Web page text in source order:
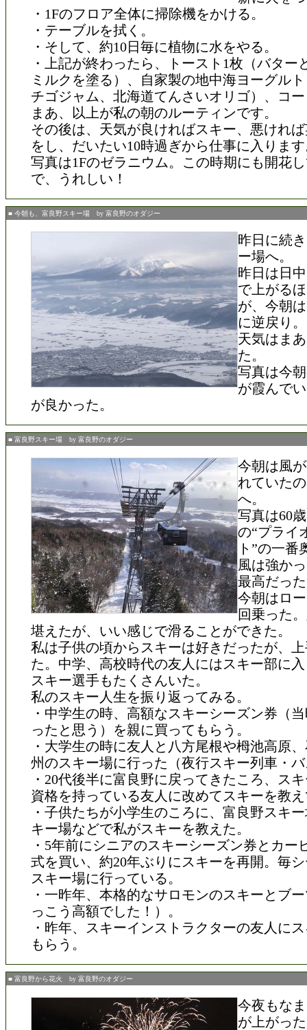
・1Fのフロア全体に掃除機をかける。
・テーブルを拭く。
・そして、約10日毎に植物に水をやる。
・上記が終わったら、トースト1枚（バター
ミルクを塗る）、自家製の地中海ヨーグル
チゴジャム、北海道てんさいオリゴ）、コ
まあ、以上が私の朝のルーティンです。
その後は、天気が良ければスキー、悪けれ
をし、だいたい10時過ぎから仕事に入りま
写真は1Fのゼラニウム。この時期にも開花
で、うれしい！
■ 今朝も、富良野スキー場 by 富良野のオダジー
昨日に続
ー場へ。
昨日は日
で上がる
が、今朝
に逆戻り。
天気はま
た。
写真は今
が霞んで
が良かった。
■ 富良野スキー場 by 富良野のオダジー
今朝は風
れていた
へ。
写真は60
の“プライ
ト”の一番
風は強か
最高だっ
今朝はロ
回乗った
堪えたが、いい感じで滑ることができた。
私は子供の頃からスキーは好きだったが、
た。中学、高校時代の友人にはスキー部に
スキー選手もたくさんいた。
私のスキー人生を振り返ってみる。
・中学生の時、高額なスキーシーズン券（
ったと思う）を親に買ってもらう。
・大学生の時に友人と八方尾根や栂池高原
州のスキー場に行った（夜行スキー列車・
・20代後半に富良野に戻ってきたころ、ス
資格を持っている友人に改めてスキーを教
・子供たちが小学生のころに、富良野スキ
キー場などで私がスキーを教えた。
・5年前にシニアのスキーシーズン券とカー
式を買い、約20年ぶりにスキーを再開。毎
スキー場に行っている。
・一昨年、本格的なサロモンのスキーとブ
っこう高額でした！）。
・昨年、スキーインストラクターの友人に
もらう。
■ 富良野から花火 by 富良野のオダジー
今夜もな
が上がっ